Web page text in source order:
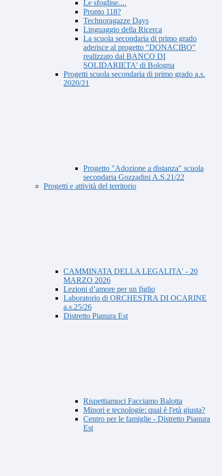
Le sfogline....
Pronto 118?
Technoragazze Days
Linguaggio della Ricerca
La scuola secondaria di primo grado
aderisce al progetto "DONACIBO"
realizzato dal BANCO DI
SOLIDARIETA' di Bologna
Progetti scuola secondaria di primo grado a.s.
2020/21
Progetto "Adozione a distanza" scuola
secondaria Gozzadini A.S.21/22
Progetti e attività del territorio
CAMMINATA DELLA LEGALITA' - 20
MARZO 2026
Lezioni d’amore per un figlio
Laboratorio di ORCHESTRA DI OCARINE
a.s.25/26
Distretto Pianura Est
Rispettiamoci Facciamo Balotta
Minori e tecnologie: qual è l'età giusta?
Centro per le famiglie - Distretto Pianura
Est